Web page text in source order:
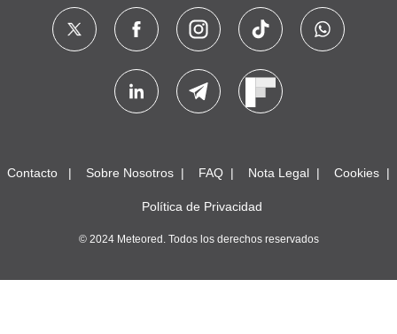
Contacto Sobre Nosotros FAQ Nota Legal Cookies
Política de Privacidad
© 2024 Meteored. Todos los derechos reservados